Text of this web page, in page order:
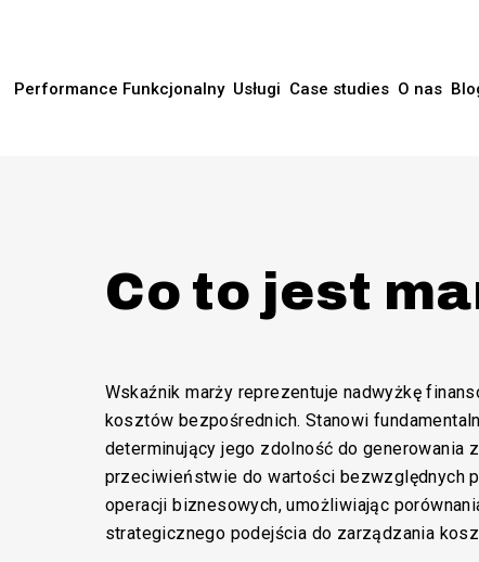
Performance Funkcjonalny Usługi Case studies O nas
Co to jest
Wskaźnik marży reprezentuje nadwyżkę
kosztów bezpośrednich. Stanowi
determinujący jego zdolność do generowania
przeciwieństwie do wartości bezwzględnych
operacji biznesowych, umożliwiając
strategicznego podejścia do zarządzania